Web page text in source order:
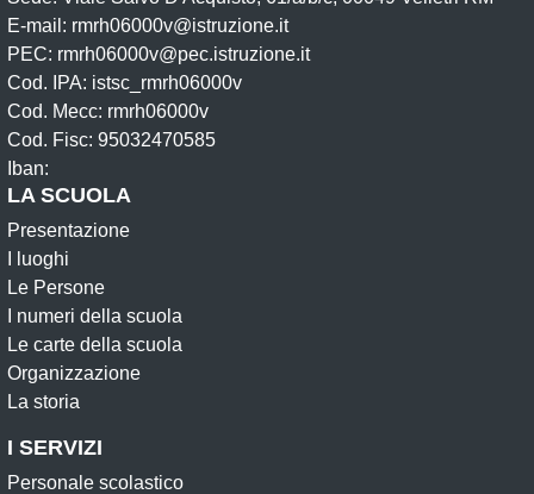
E-mail: rmrh06000v@istruzione.it
PEC: rmrh06000v@pec.istruzione.it
Cod. IPA: istsc_rmrh06000v
Cod. Mecc: rmrh06000v
Cod. Fisc: 95032470585
Iban:
LA SCUOLA
Presentazione
I luoghi
Le Persone
I numeri della scuola
Le carte della scuola
Organizzazione
La storia
I SERVIZI
Personale scolastico